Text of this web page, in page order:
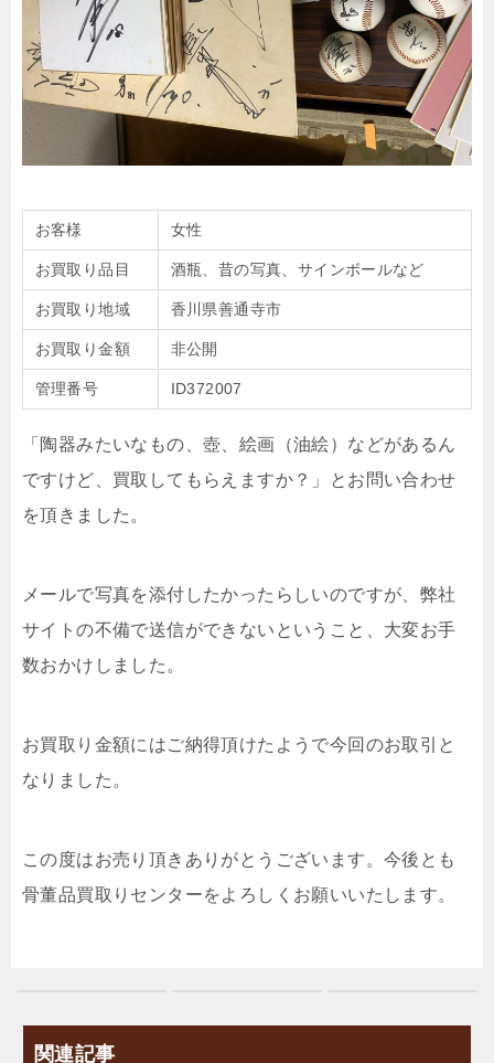
お客様 女性
お買取り品目 酒瓶、昔の写真、サインボールなど
お買取り地域 香川県善通寺市
お買取り金額 非公開
管理番号 ID372007
「陶器みたいなもの、壺、絵画（油絵）などがあるん
ですけど、買取してもらえますか？」とお問い合わせ
を頂きました。
メールで写真を添付したかったらしいのですが、弊社
サイトの不備で送信ができないということ、大変お手
数おかけしました。
お買取り金額にはご納得頂けたようで今回のお取引と
なりました。
この度はお売り頂きありがとうございます。今後とも
骨董品買取りセンターをよろしくお願いいたします。
関連記事